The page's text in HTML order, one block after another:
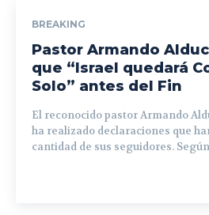
BREAKING
Pastor Armando
que “Israel quedará
Solo” antes del Fin
El reconocido pastor Armando
ha realizado declaraciones que
cantidad de